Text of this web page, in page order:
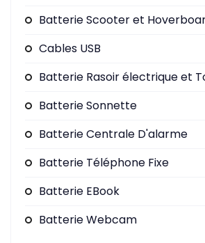
Batterie Scooter et
Cables USB
Batterie Rasoir électrique et
Batterie Sonnette
Batterie Centrale D'alarme
Batterie Téléphone Fixe
Batterie EBook
Batterie Webcam